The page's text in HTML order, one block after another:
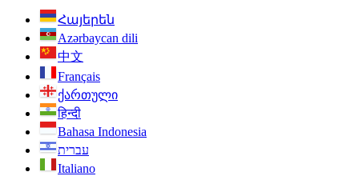
Հայերեն
Azərbaycan dili
中文
Français
ქართული
हिन्दी
Bahasa Indonesia
עברית
Italiano